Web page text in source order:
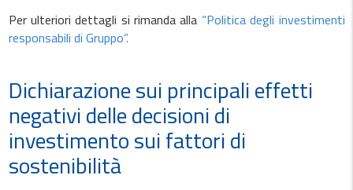
Per ulteriori dettagli si rimanda alla “Politica degli investimenti
responsabili di Gruppo”.
Dichiarazione sui principali effetti
negativi delle decisioni di
investimento sui fattori di
sostenibilità